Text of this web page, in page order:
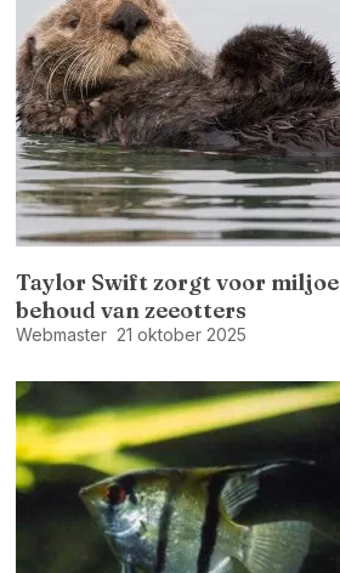
Taylor Swift zorgt voor
behoud van zeeotters
Webmaster 21 oktober 2025